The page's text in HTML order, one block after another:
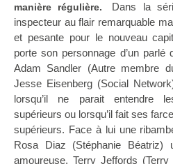
manière régulière.
Dans la
inspecteur au flair remarquable
et pesante pour le nouveau
porte son personnage d’un parlé
Adam Sandler (Autre membre
Jesse Eisenberg (Social
lorsqu’il ne parait entendre
supérieurs ou lorsqu’il fait ses
supérieurs. Face à lui une
Rosa Diaz (Stéphanie Béatriz)
amoureuse, Terry Jeffords